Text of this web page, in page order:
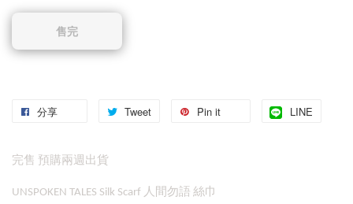
售完
分享 Tweet Pin it LINE
完售 預購兩週出貨
UNSPOKEN TALES Silk Scarf 人間勿語 絲巾